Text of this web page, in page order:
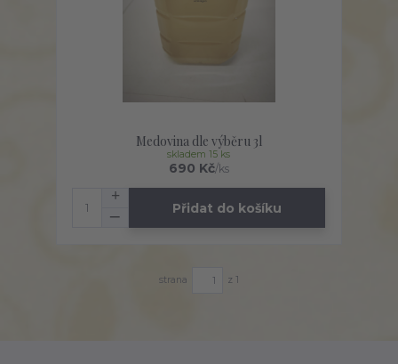
Medovina dle výběru 3l
690 Kč/ks
skladem 15 ks
Přidat do košíku
strana z 1